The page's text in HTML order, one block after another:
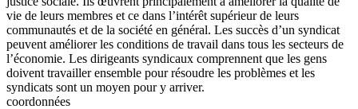
vie de leurs membres et ce dans l’intérêt supérieur de leurs
communautés et de la société en général. Les succès d’un syndicat
peuvent améliorer les conditions de travail dans tous les secteurs de
l’économie. Les dirigeants syndicaux comprennent que les gens
doivent travailler ensemble pour résoudre les problèmes et les
syndicats sont un moyen pour y arriver.
coordonnées